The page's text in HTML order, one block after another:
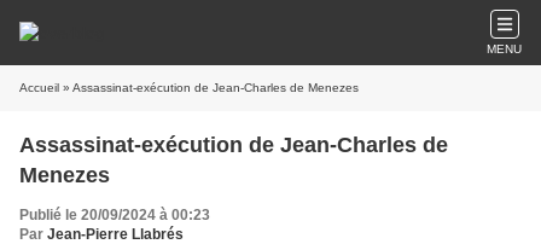
MENU
Accueil » Assassinat-exécution de Jean-Charles de Menezes
Assassinat-exécution de Jean-Charles de
Menezes
Publié le 20/09/2024 à 00:23
Par Jean-Pierre Llabrés